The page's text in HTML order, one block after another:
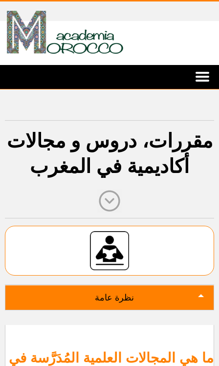
مقررات، دروس و مجالات
أكاديمية في المغرب
نظرة عامة
ما هي المجالات العلمية المُدَرَّسة في